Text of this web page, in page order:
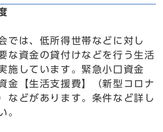
では、低所得世帯などに対し
な資金の貸付けなどを行う生活
施しています。緊急小口資金
金【生活支援費】（新型コロナ
などがあります。条件など詳し
。